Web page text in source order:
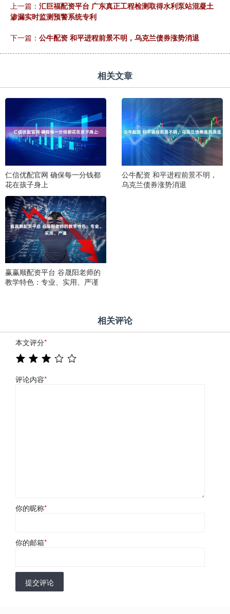
上一篇： 汇巨福配资平台 广东真正工程检测取得水利泵站混凝土
渗漏实时监测预警系统专利
下一篇： 公牛配资 和平进程前景不明，乌克兰债券涨势消退
相关文章
仁信优配官网 确保每一分钱都
花在孩子身上
公牛配资 和平进程前景不明，
乌克兰债券涨势消退
赢赢顺配资平台 谷晟阳老师的
教学特色：专业、实用、严谨
相关评论
本文评分*
评论内容*
你的昵称*
你的邮箱*
提交评论